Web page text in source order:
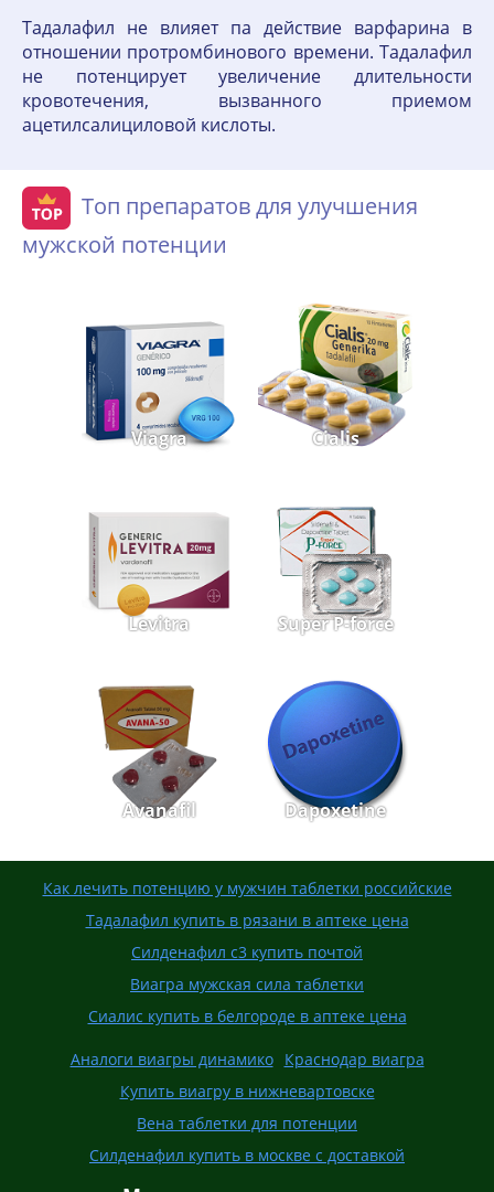
Тадалафил не влияет па действие варфарина в
отношении протромбинового времени. Тадалафил
не потенцирует увеличение длительности
кровотечения, вызванного приемом
ацетилсалициловой кислоты.
Топ препаратов для улучшения
мужской потенции
Viagra Cialis
Levitra Super P-force
Avanafil Dapoxetine
Как лечить потенцию у мужчин таблетки российские
Тадалафил купить в рязани в аптеке цена
Силденафил с3 купить почтой
Виагра мужская сила таблетки
Сиалис купить в белгороде в аптеке цена
Аналоги виагры динамико
Краснодар виагра
Купить виагру в нижневартовске
Вена таблетки для потенции
Силденафил купить в москве с доставкой